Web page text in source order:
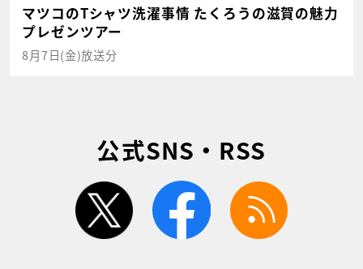
マツコのTシャツ洗濯事情 たくろうの滋賀の魅力
プレゼンツアー
8月7日(金)放送分
公式SNS・RSS
twitter facebook